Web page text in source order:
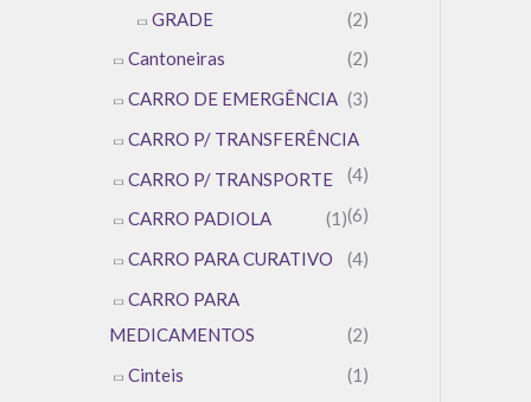
GRADE
(2)
Cantoneiras
(2)
CARRO DE EMERGÊNCIA (3)
CARRO P/ TRANSFERÊNCIA
(4)
CARRO P/ TRANSPORTE
(6)
CARRO PADIOLA
(1)
CARRO PARA CURATIVO
(4)
CARRO PARA
MEDICAMENTOS
(2)
Cinteis
(1)